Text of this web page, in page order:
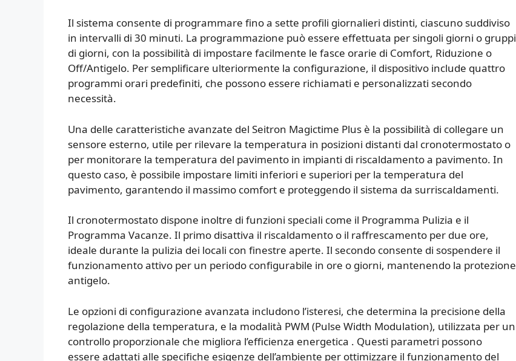
Il sistema consente di programmare fino a sette profili giornalieri distinti, ciascuno suddiviso
in intervalli di 30 minuti. La programmazione può essere effettuata per singoli giorni o gruppi
di giorni, con la possibilità di impostare facilmente le fasce orarie di Comfort, Riduzione o
Off/Antigelo. Per semplificare ulteriormente la configurazione, il dispositivo include quattro
programmi orari predefiniti, che possono essere richiamati e personalizzati secondo
necessità.
Una delle caratteristiche avanzate del Seitron Magictime Plus è la possibilità di collegare un
sensore esterno, utile per rilevare la temperatura in posizioni distanti dal cronotermostato o
per monitorare la temperatura del pavimento in impianti di riscaldamento a pavimento. In
questo caso, è possibile impostare limiti inferiori e superiori per la temperatura del
pavimento, garantendo il massimo comfort e proteggendo il sistema da surriscaldamenti.
Il cronotermostato dispone inoltre di funzioni speciali come il Programma Pulizia e il
Programma Vacanze. Il primo disattiva il riscaldamento o il raffrescamento per due ore,
ideale durante la pulizia dei locali con finestre aperte. Il secondo consente di sospendere il
funzionamento attivo per un periodo configurabile in ore o giorni, mantenendo la protezione
antigelo.
Le opzioni di configurazione avanzata includono l’isteresi, che determina la precisione della
regolazione della temperatura, e la modalità PWM (Pulse Width Modulation), utilizzata per un
controllo proporzionale che migliora l’efficienza energetica . Questi parametri possono
essere adattati alle specifiche esigenze dell’ambiente per ottimizzare il funzionamento del